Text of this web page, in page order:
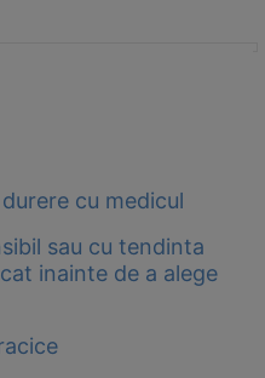
cu medicul
sau cu tendinta
inainte de a alege